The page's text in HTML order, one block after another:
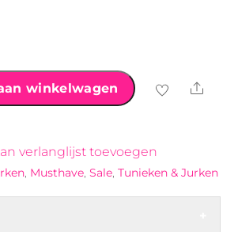
winkelwagen Share
verlanglijst toevoegen
, Musthave,Sale,Tunieken & Jurken